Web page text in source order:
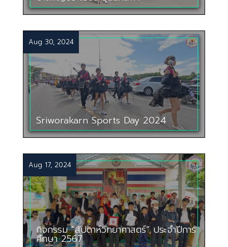
Sriworakarn Sports Day 2024
Aug 30, 2024
กิจกรรม “สัปดาห์วิทยาศาสตร์” ประจำปีการ
ศึกษา 2567
Aug 17, 2024